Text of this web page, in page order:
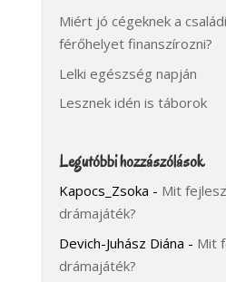
Miért jó cégeknek a
férőhelyet finanszírozni?
Lelki egészség napján
Lesznek idén is táborok
Legutóbbi hozzászólások
Kapocs_Zsoka - Mit
drámajáték?
Devich-Juhász Diána - Mit
drámajáték?